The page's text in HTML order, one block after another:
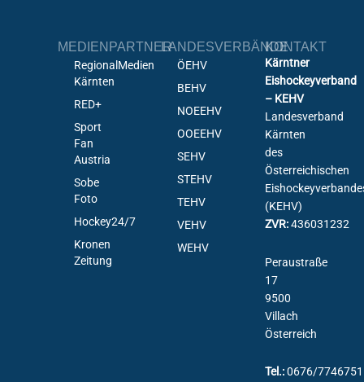
MEDIENPARTNER
RegionalMedien
Kärnten
RED+
Sport
Fan
Austria
Sobe
Foto
Hockey24/7
Kronen
Zeitung
LANDESVERBÄNDE
ÖEHV
BEHV
NOEEHV
OOEEHV
SEHV
STEHV
TEHV
VEHV
WEHV
KONTAKT
Kärntner
Eishockeyverband
– KEHV
Landesverband
Kärnten
des
Österreichischen
(KEHV)
ZVR:436031232
Peraustraße
17
9500
Villach
Österreich
Tel.:0676/7746751